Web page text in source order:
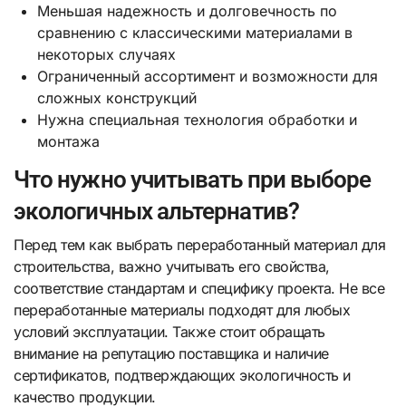
Меньшая надежность и долговечность по
сравнению с классическими материалами в
некоторых случаях
Ограниченный ассортимент и возможности для
сложных конструкций
Нужна специальная технология обработки и
монтажа
Что нужно учитывать при выборе
экологичных альтернатив?
Перед тем как выбрать переработанный материал для
строительства, важно учитывать его свойства,
соответствие стандартам и специфику проекта. Не все
переработанные материалы подходят для любых
условий эксплуатации. Также стоит обращать
внимание на репутацию поставщика и наличие
сертификатов, подтверждающих экологичность и
качество продукции.